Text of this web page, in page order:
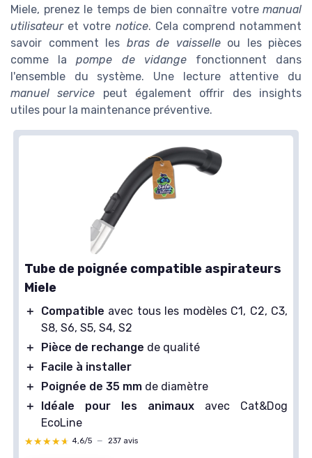
Miele, prenez le temps de bien connaître votre manual
utilisateuret votre notice. Cela comprend notamment
savoir comment les bras de vaisselleou les pièces
comme lapompe de vidangefonctionnent dans
l'ensemble du système. Une lecture attentive du
manuel service peut également offrir des insights
utiles pour la maintenance préventive.
Tube de poignée compatible aspirateurs
Miele
＋ Compatible avec tous les modèles C1, C2, C3,
S8, S6, S5, S4, S2
＋
Pièce de rechange de qualité
＋
Facile à installer
＋
Poignée de 35 mm de diamètre
＋
Idéale pour les animaux avec Cat&Dog
EcoLine
★★★★★
★★★★★ 4,6/5 — 237 avis